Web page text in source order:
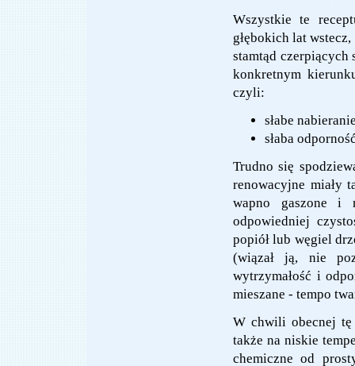
Wszystkie te
głębokich lat
stamtąd
konkretnym
czyli:
słabe
słaba
Trudno się
renowacyjne miały
wapno gaszone i
odpowiedniej
popiół lub węgiel
(wiązał ją, nie
wytrzymałość i
mieszane - tempo
W chwili obecnej tę
także na niskie
chemiczne od